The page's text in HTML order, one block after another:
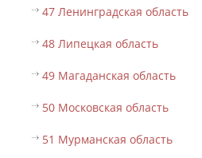
47 Ленинградская область
48 Липецкая область
49 Магаданская область
50 Московская область
51 Мурманская область